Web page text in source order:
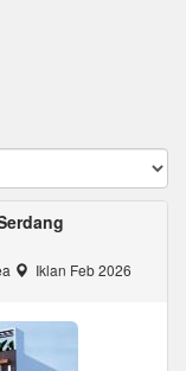
Iklan Feb 2026